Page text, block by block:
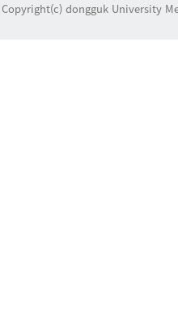
Copyright(c) dongguk University